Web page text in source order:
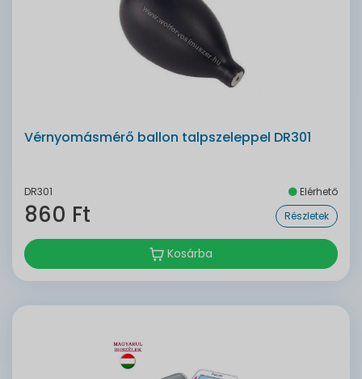
Vérnyomásmérő ballon talpszeleppel DR301
DR301 Elérhető
860 Ft Részletek
Kosárba